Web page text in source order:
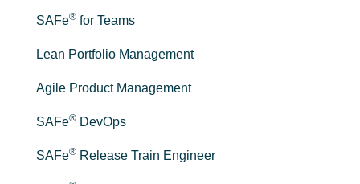
SAFe® for Teams
Lean Portfolio Management
Agile Product Management
SAFe® DevOps
SAFe® Release Train Engineer